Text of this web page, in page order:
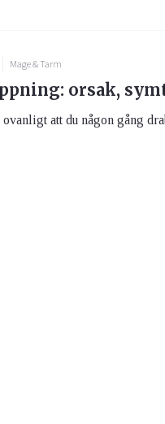
Mage & Tarm
orsak,
att du någon gång